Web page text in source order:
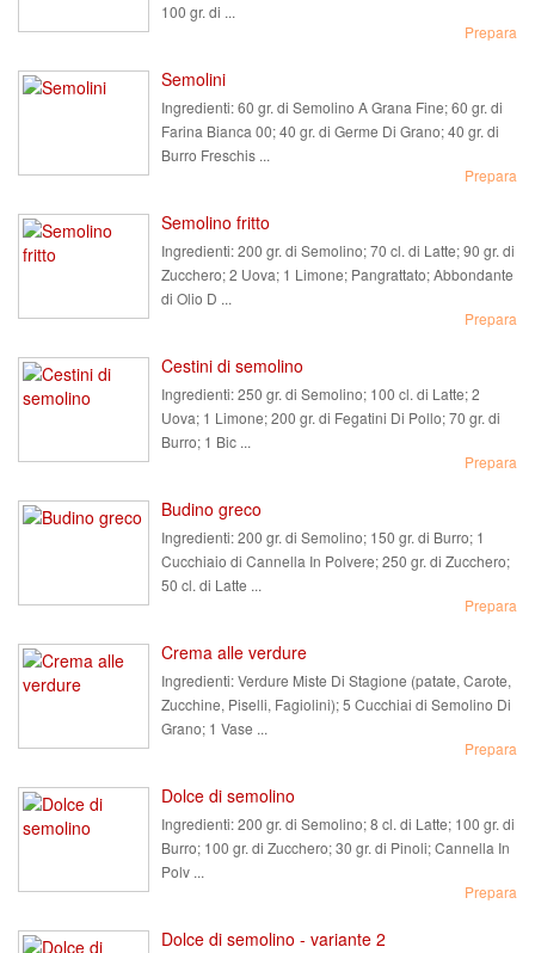
100 gr. di ...
Prepara
Semolini
Ingredienti:60 gr. di Semolino A Grana Fine; 60 gr. di
Farina Bianca 00; 40 gr. di Germe Di Grano; 40 gr. di
Burro Freschis ...
Prepara
Semolino fritto
Ingredienti:200 gr. di Semolino; 70 cl. di Latte; 90 gr. di
Zucchero; 2 Uova; 1 Limone; Pangrattato; Abbondante
di Olio D ...
Prepara
Cestini di semolino
Ingredienti:250 gr. di Semolino; 100 cl. di Latte; 2
Uova; 1 Limone; 200 gr. di Fegatini Di Pollo; 70 gr. di
Burro; 1 Bic ...
Prepara
Budino greco
Ingredienti:200 gr. di Semolino; 150 gr. di Burro; 1
Cucchiaio di Cannella In Polvere; 250 gr. di Zucchero;
50 cl. di Latte ...
Prepara
Crema alle verdure
Ingredienti:Verdure Miste Di Stagione (patate, Carote,
Zucchine, Piselli, Fagiolini); 5 Cucchiai di Semolino Di
Grano; 1 Vase ...
Prepara
Dolce di semolino
Ingredienti:200 gr. di Semolino; 8 cl. di Latte; 100 gr. di
Burro; 100 gr. di Zucchero; 30 gr. di Pinoli; Cannella In
Polv ...
Prepara
Dolce di semolino - variante 2